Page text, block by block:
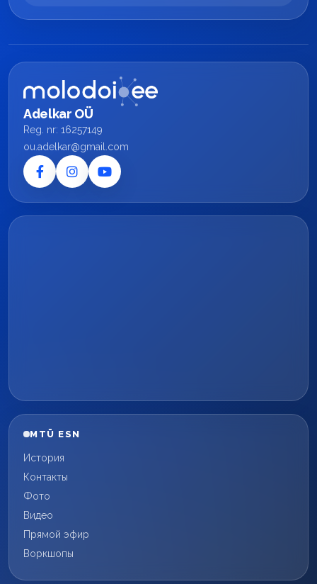
Adelkar OÜ
Reg. nr: 16257149
ou.adelkar@gmail.com
MTÜ ESN
История
Контакты
Фото
Видео
Прямой эфир
Воркшопы